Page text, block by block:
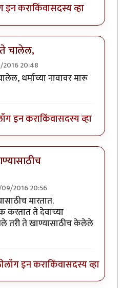
इन कराकिंवासदस्य व्हा
चालेल,
2016 20:48
बळीbyआजानुकर्ण
धर्माच्या नावावर मारू
इन कराकिंवासदस्य व्हा
09/2016 20:56
मारले ते चालेल,
मारतात.
करतात ते देवाच्या
तरी ते खाण्यासाठीच केलेले
लॉग इन कराकिंवासदस्य व्हा